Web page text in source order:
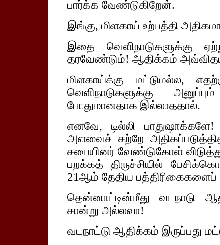
பார்க்க வேண்டுகிறேன்.
இங்கு, மிளகாய் உற்பத்தி
இதை வெளிநாடுகளுக்கு
தரவேண்டும்! ஆதிக்கம் அவ்விதம்
மிளகாய்க்கு மட்டுமல்ல,
வெளிநாடுகளுக்கு
போதுமானதாக இல்லாததால்.
எனவே, டில்லி
அளவைச் சற்றே
சபையினர் வேண்டுகோள்
பறக்கத் திருச்சியில்
21ஆம் தேதிய
தென்னாட்டின்மீது வடநாடு
சான்று அல்லவா!
வடநாட்டு ஆதிக்கம் இருப்பது